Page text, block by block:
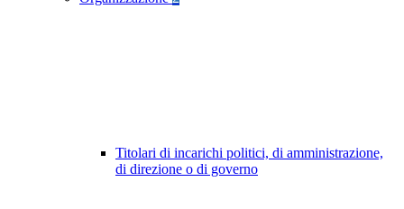
Titolari di incarichi politici, di amministrazione,
di direzione o di governo